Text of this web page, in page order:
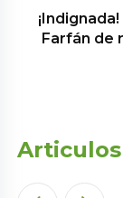
Farfán de